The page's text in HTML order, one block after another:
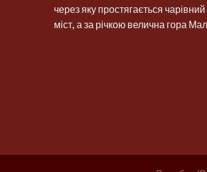
через яку простягається чарівний
міст, а за річкою велична гора